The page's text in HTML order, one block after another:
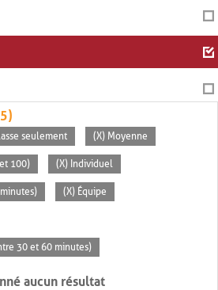
seulement (X) Moyenne
100) (X) Individuel
(X) Équipe
30 et 60 minutes)
aucun résultat